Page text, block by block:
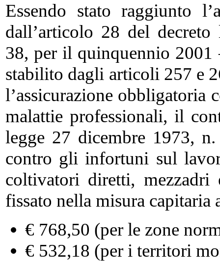
Essendo stato raggiunto
dall’articolo 28 del
38, per il quinquennio 2001
stabilito dagli articoli 257 e
l’assicurazione
malattie professionali, il
legge 27 dicembre 1973,
contro gli infortuni sul
coltivatori diretti, mezzadri
fissato nella misura capitaria
€ 768,50 (per le zone
€ 532,18 (per i territori